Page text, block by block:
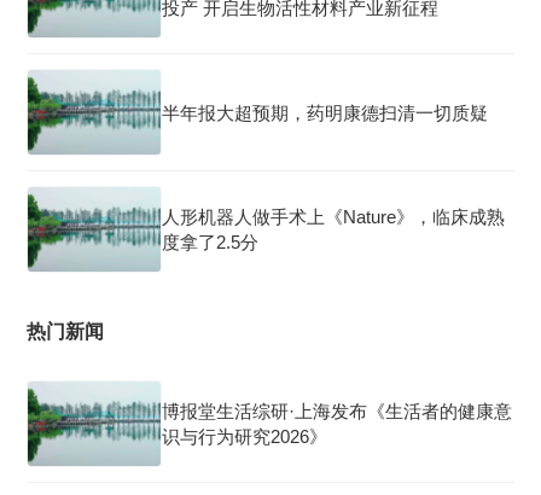
投产 开启生物活性材料产业新征程
半年报大超预期，药明康德扫清一切质疑
人形机器人做手术上《Nature》，临床成熟
度拿了2.5分
热门新闻
博报堂生活综研·上海发布《生活者的健康意
识与行为研究2026》